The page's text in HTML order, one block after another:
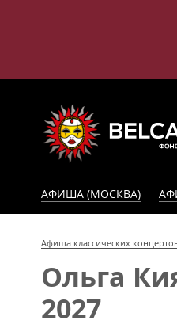
АФИША (МОСКВА)
Афиша классических
Ольга
2027